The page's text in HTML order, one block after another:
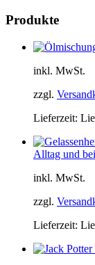
Produkte
inkl. MwSt.
zzgl.
Lieferzeit:
Alltag und
inkl. MwSt.
zzgl.
Lieferzeit: